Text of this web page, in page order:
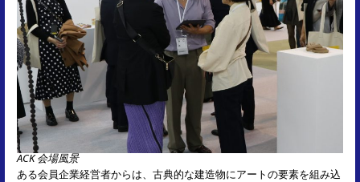
ACK 会場風景
ある会員企業経営者からは、古典的な建造物にアートの要素を組み込